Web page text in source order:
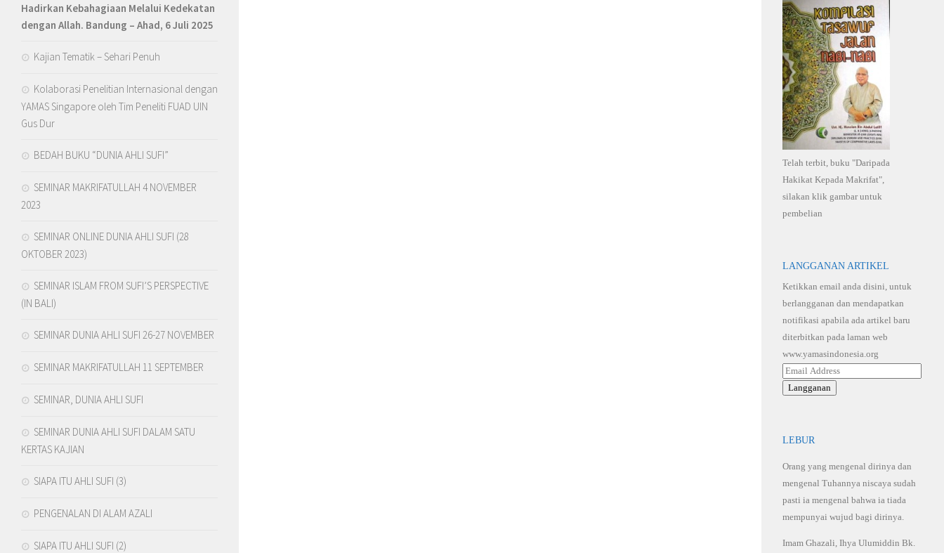
Hadirkan Kebahagiaan Melalui Kedekatan
dengan Allah. Bandung – Ahad, 6 Juli 2025
Kajian Tematik – Sehari Penuh
Kolaborasi Penelitian Internasional dengan
YAMAS Singapore oleh Tim Peneliti FUAD UIN
Gus Dur
BEDAH BUKU “DUNIA AHLI SUFI”
SEMINAR MAKRIFATULLAH 4 NOVEMBER
2023
SEMINAR ONLINE DUNIA AHLI SUFI (28
OKTOBER 2023)
SEMINAR ISLAM FROM SUFI’S PERSPECTIVE
(IN BALI)
SEMINAR DUNIA AHLI SUFI 26-27 NOVEMBER
SEMINAR MAKRIFATULLAH 11 SEPTEMBER
SEMINAR, DUNIA AHLI SUFI
SEMINAR DUNIA AHLI SUFI DALAM SATU
KERTAS KAJIAN
SIAPA ITU AHLI SUFI (3)
PENGENALAN DI ALAM AZALI
SIAPA ITU AHLI SUFI (2)
Telah terbit, buku "Daripada
Hakikat Kepada Makrifat",
silakan klik gambar untuk
pembelian
LANGGANAN ARTIKEL
Ketikkan email anda disini, untuk
berlangganan dan mendapatkan
notifikasi apabila ada artikel baru
diterbitkan pada laman web
www.yamasindonesia.org
Email
Address
Langganan
LEBUR
Orang yang mengenal dirinya dan
mengenal Tuhannya niscaya sudah
pasti ia mengenal bahwa ia tiada
mempunyai wujud bagi dirinya.
Imam Ghazali, Ihya Ulumiddin Bk.